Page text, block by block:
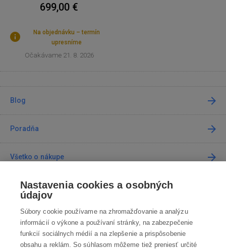
699,00 €
Na objednávku – termín
upresníme
Očakávame 21. 8. 2026
Blog
Poradňa
Všetko o nákupe
Predajne
Kontakt
Kontaktujte nás
Nastavenia cookies a osobných
údajov
Súbory cookie používame na zhromažďovanie a analýzu
informácií o výkone a používaní stránky, na zabezpečenie
funkcií sociálnych médií a na zlepšenie a prispôsobenie
obsahu a reklám. So súhlasom môžeme tiež preniesť určité